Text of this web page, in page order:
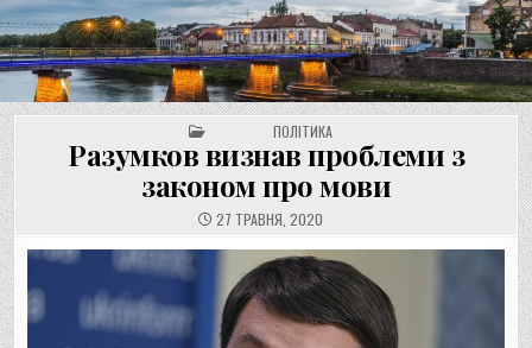
Перейти
до
вмісту
UNGVAR.UZ.UA
POSTED INПОЛІТИКА
Разумков визнав проблеми з
законом про мови
27 ТРАВНЯ, 2020